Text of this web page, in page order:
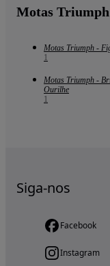
Motas
Motas Triumph -
1
Motas Triumph -
Ourilhe
1
Siga-nos
Facebook
Instagram